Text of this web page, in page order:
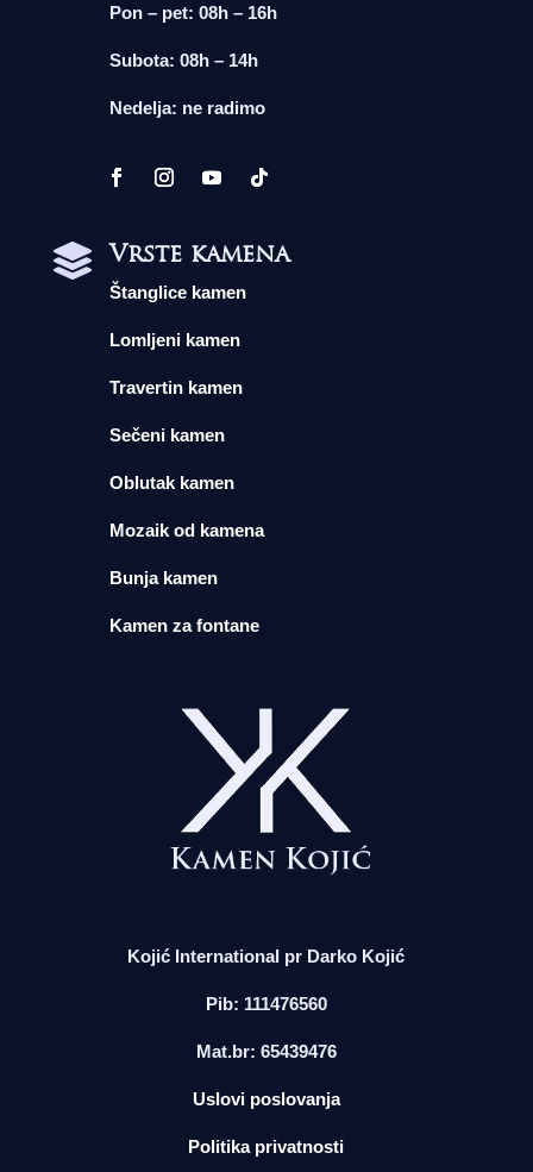
Pon – pet: 08h – 16h
Subota: 08h – 14h
Nedelja: ne radimo
 Vrste kamena
Štanglice kamen
Lomljeni kamen
Travertin kamen
Sečeni kamen
Oblutak kamen
Mozaik od kamena
Bunja kamen
Kamen za fontane
Kojić International pr Darko Kojić
Pib: 111476560
Mat.br: 65439476
Uslovi poslovanja
Politika privatnosti